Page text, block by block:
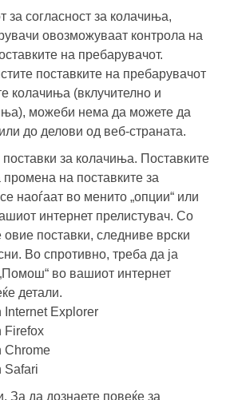
за согласност за колачиња,
овозможуваат контрола на
на пребарувачот.
поставките на пребарувачот
колачиња (вклучително и
можеби нема да можете да
до делови од веб-страната.
за колачиња. Поставките
промена на поставките за
наоѓаат во менито „опции“ или
интернет прелистувач. Со
поставки, следниве врски
Во спротивно, треба да ја
во вашиот интернет
детали.
Explorer
За да дознаете повеќе за